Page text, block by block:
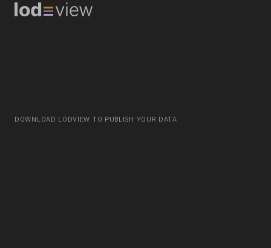
DOWNLOAD LODVIEW TO PUBLISH YOUR DATA